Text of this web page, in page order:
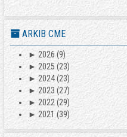
ARKIB CME
► 2026(9)
► 2025 (23)
►2024(23)
► 2023 (27)
► 2022 (29)
► 2021(39)